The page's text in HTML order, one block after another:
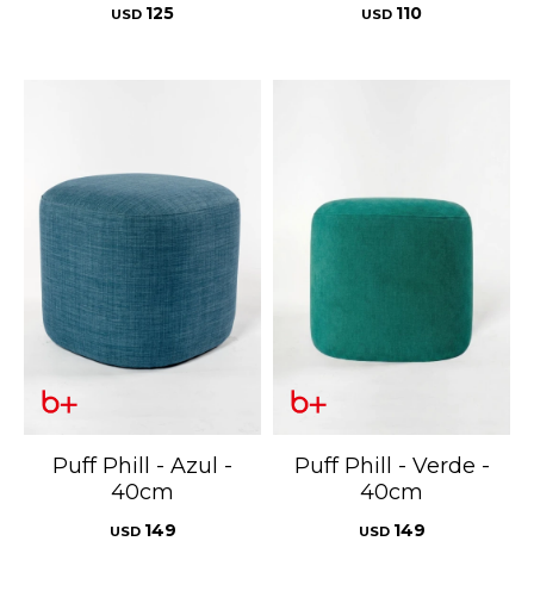
USD 125 USD 110
Puff Phill - Azul -
40cm
USD 149
Puff Phill - Verde -
40cm
USD 149